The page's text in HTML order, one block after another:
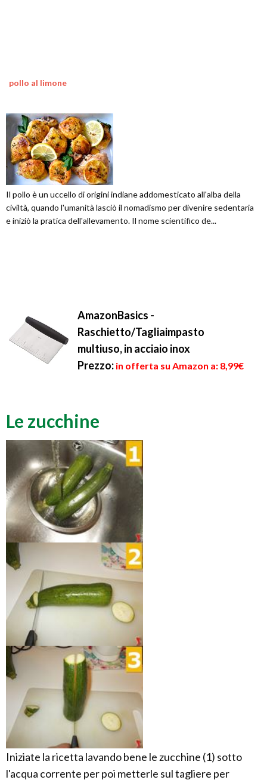
pollo al limone
Il pollo è un uccello di origini indiane addomesticato all'alba della
civiltà, quando l'umanità lasciò il nomadismo per divenire sedentaria
e iniziò la pratica dell'allevamento. Il nome scientifico de...
AmazonBasics -
Raschietto/Tagliaimpasto
multiuso, in acciaio inox
Prezzo: in offerta su Amazon a: 8,99€
Le zucchine
Iniziate la ricetta lavando bene le zucchine (1) sotto
l'acqua corrente per poi metterle sul tagliere per